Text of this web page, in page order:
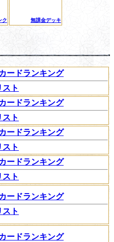
ク 無課金デッキ
ードランキング
ト
ードランキング
ト
ードランキング
ト
ードランキング
ト
ードランキング
ト
ードランキング